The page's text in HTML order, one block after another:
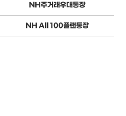
NH주거래우대통장
NH All 100플랜통장